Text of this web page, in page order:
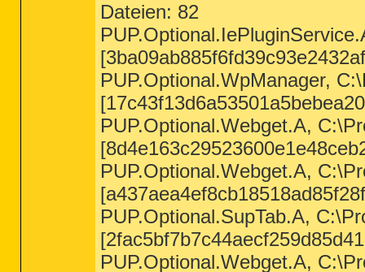
Dateien: 82
PUP.Optional.WpManager,
PUP.Optional.Webget.A,
PUP.Optional.Webget.A,
PUP.Optional.SupTab.A,
PUP.Optional.Webget.A,